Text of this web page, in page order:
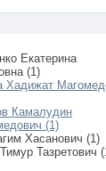
Екатерина
(1)
Хадижат
Камалудин
(1)
Хасанович (1)
Тазретович